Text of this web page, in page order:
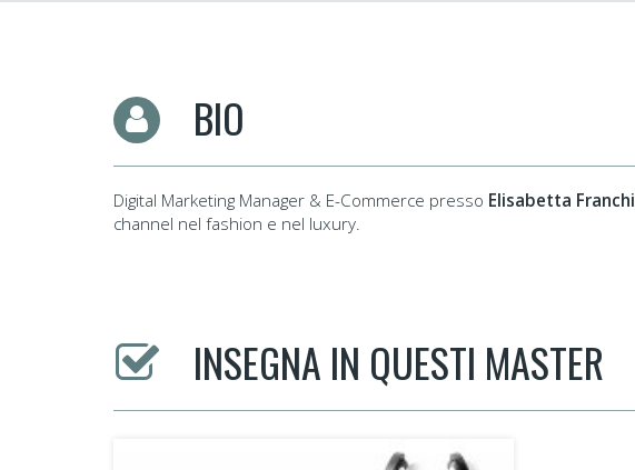
BIO
Digital Marketing Manager & E-Commerce presso Elisabetta Franchi
channel nel fashion e nel luxury.
INSEGNA IN QUESTI MASTER